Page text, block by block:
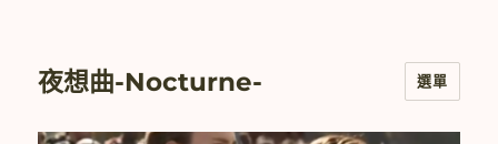
夜想曲-Nocturne- 選單